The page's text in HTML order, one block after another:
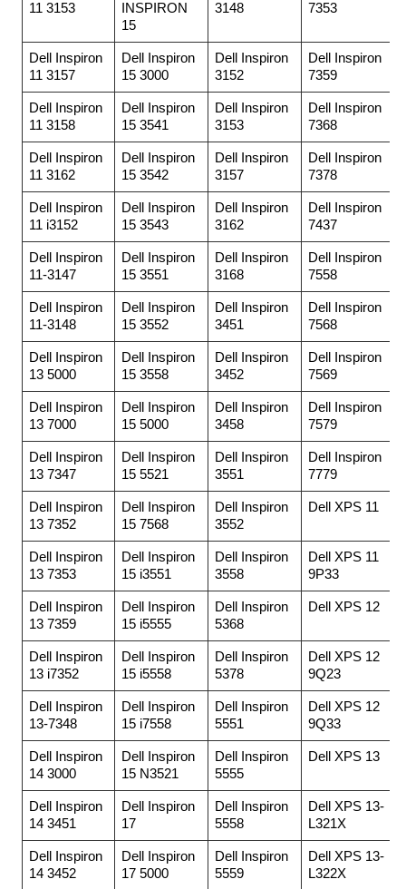
11 3153
INSPIRON
15
3148
7353
Dell Inspiron
11 3157
Dell Inspiron
15 3000
Dell Inspiron
3152
Dell Inspiron
7359
Dell Inspiron
11 3158
Dell Inspiron
15 3541
Dell Inspiron
3153
Dell Inspiron
7368
Dell Inspiron
11 3162
Dell Inspiron
15 3542
Dell Inspiron
3157
Dell Inspiron
7378
Dell Inspiron
11 i3152
Dell Inspiron
15 3543
Dell Inspiron
3162
Dell Inspiron
7437
Dell Inspiron
11-3147
Dell Inspiron
15 3551
Dell Inspiron
3168
Dell Inspiron
7558
Dell Inspiron
11-3148
Dell Inspiron
15 3552
Dell Inspiron
3451
Dell Inspiron
7568
Dell Inspiron
13 5000
Dell Inspiron
15 3558
Dell Inspiron
3452
Dell Inspiron
7569
Dell Inspiron
13 7000
Dell Inspiron
15 5000
Dell Inspiron
3458
Dell Inspiron
7579
Dell Inspiron
13 7347
Dell Inspiron
15 5521
Dell Inspiron
3551
Dell Inspiron
7779
Dell Inspiron
13 7352
Dell Inspiron
15 7568
Dell Inspiron
3552
Dell XPS 11
Dell Inspiron
13 7353
Dell Inspiron
15 i3551
Dell Inspiron
3558
Dell XPS 11
9P33
Dell Inspiron
13 7359
Dell Inspiron
15 i5555
Dell Inspiron
5368
Dell XPS 12
Dell Inspiron
13 i7352
Dell Inspiron
15 i5558
Dell Inspiron
5378
Dell XPS 12
9Q23
Dell Inspiron
13-7348
Dell Inspiron
15 i7558
Dell Inspiron
5551
Dell XPS 12
9Q33
Dell Inspiron
14 3000
Dell Inspiron
15 N3521
Dell Inspiron
5555
Dell XPS 13
Dell Inspiron
14 3451
Dell Inspiron
17
Dell Inspiron
5558
Dell XPS 13-
L321X
Dell Inspiron
14 3452
Dell Inspiron
17 5000
Dell Inspiron
5559
Dell XPS 13-
L322X